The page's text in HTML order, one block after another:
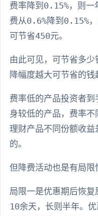
费率降到0.15%，则一
费从0.6%降到0.15%
可节省450元。
由此可见，可节省多
降幅度越大可节省的钱
费率低的产品投资者
身较低的产品，费率
理财产品不同份额收
的。
但降费活动也是有局限
局限一是优惠期后恢
10余天，长则半年。